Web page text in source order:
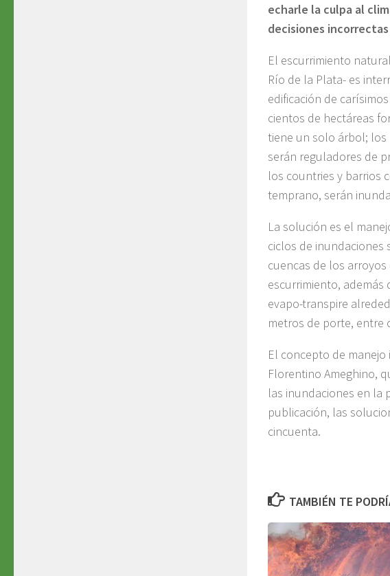
echarle la culpa al
decisiones
El escurrimiento
Río de la Plata- es
edificación de
cientos de hectáreas
tiene un solo árbol; los
serán reguladores de
los countries y barrios
temprano, serán
La solución es el
ciclos de inundaciones
cuencas de los
escurrimiento,
evapo-transpire
metros de porte, entre
El concepto de
Florentino Ameghino,
las inundaciones en la
publicación, las
cincuenta.
TAMBIÉN TE